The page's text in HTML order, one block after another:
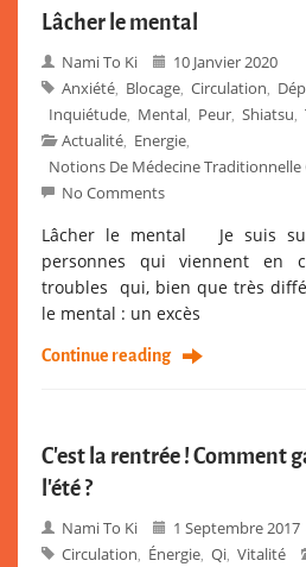
Lâcher le mental
Nami To Ki
10 Janvier 2020
Anxiété Blocage Circulation
Inquiétude Mental Peur Shiatsu
Actualité Energie
Notions De Médecine Traditionnelle
No Comments
Lâcher le mental Je suis
personnes qui viennent en
troubles qui, bien que très
le mental : un excès
Continue reading
C’est la rentrée ! Comment
l’été ?
Nami To Ki
1 Septembre 2017
Circulation
Énergie Qi Vitalité